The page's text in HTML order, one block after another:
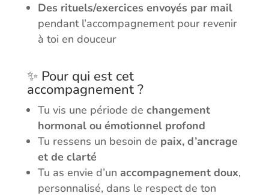
Des rituels/exercices envoyés par mail
pendant l’accompagnement pour revenir
à toi en douceur
✨ Pour qui est cet
accompagnement ?
Tu vis une période de changement
hormonal ou émotionnel profond
Tu ressens un besoin de paix, d’ancrage
et de clarté
Tu as envie d’un accompagnement doux,
personnalisé, dans le respect de ton